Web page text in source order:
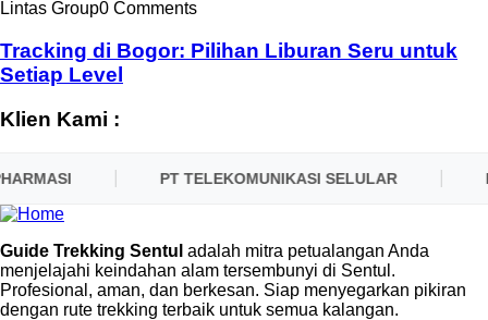
Lintas Group0 Comments
Tracking di Bogor: Pilihan Liburan Seru untuk
Setiap Level
Klien Kami :
PT TELEKOMUNIKASI SELULAR
Guide Trekking Sentul adalah mitra petualangan Anda
menjelajahi keindahan alam tersembunyi di Sentul.
Profesional, aman, dan berkesan. Siap menyegarkan pikiran
dengan rute trekking terbaik untuk semua kalangan.